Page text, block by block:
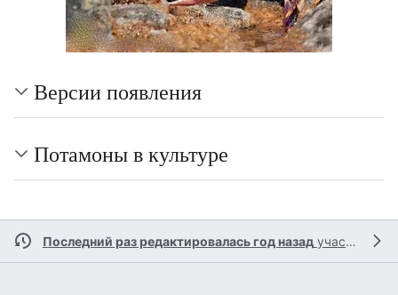
Версии появления
Потамоны в культуре
Последний раз редактировалась год назад участником